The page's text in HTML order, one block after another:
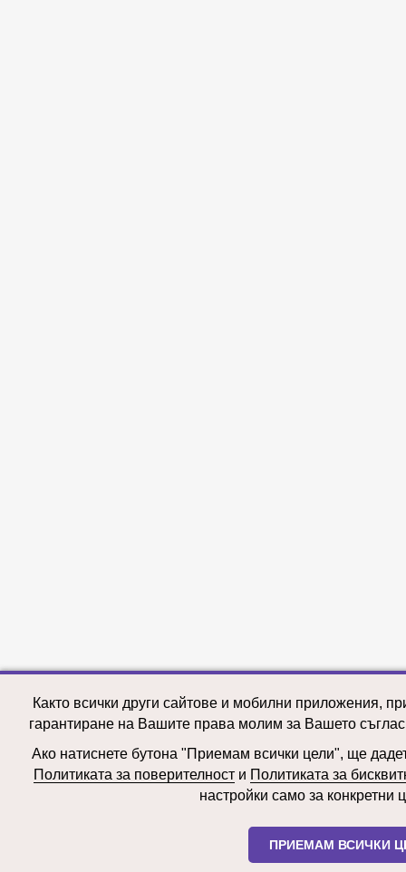
Както всички други сайтове и мобилни приложения,
гарантиране на Вашите права молим за Вашето
Ако натиснете бутона "Приемам всички цели", ще
Политиката за поверителност и Политиката за
настройки само за конкретни
ПРИЕМАМ ВСИЧКИ